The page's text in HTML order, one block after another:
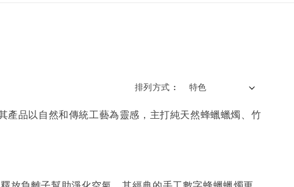
排列方式 :
品以自然和傳統工藝為靈感，主打純天然蜂蠟蠟燭、竹